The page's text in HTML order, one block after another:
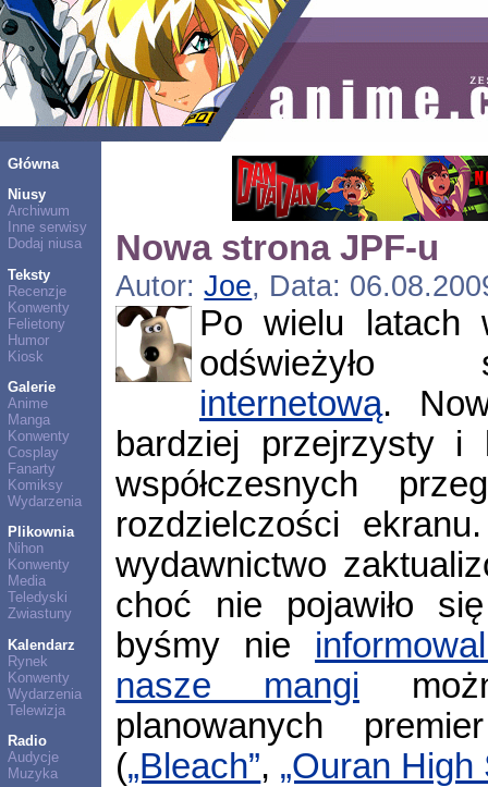
Główna
Niusy
Archiwum
Inne serwisy
Dodaj niusa
Teksty
Recenzje
Konwenty
Felietony
Humor
Kiosk
Galerie
Anime
Manga
Konwenty
Cosplay
Fanarty
Komiksy
Wydarzenia
Plikownia
Nihon
Konwenty
Media
Teledyski
Zwiastuny
Kalendarz
Rynek
Konwenty
Wydarzenia
Telewizja
Radio
Audycje
Muzyka
Nowa strona JPF-u
Autor:Joe, Data:
Po wielu latach
internetową.
bardziej przejrzysty i
współczesnych
rozdzielczości
wydawnictwo
choć nie pojawiło
byśmy nie
nasze mangi
planowanych
(„Bleach”, „Ouran